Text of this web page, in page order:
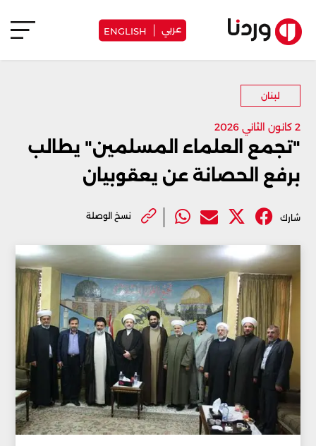
عربي ENGLISH
لبنان
2 كانون الثاني 2026
"تجمع العلماء المسلمين" يطالب
برفع الحصانة عن يعقوبيان
شارك نسخ الوصلة